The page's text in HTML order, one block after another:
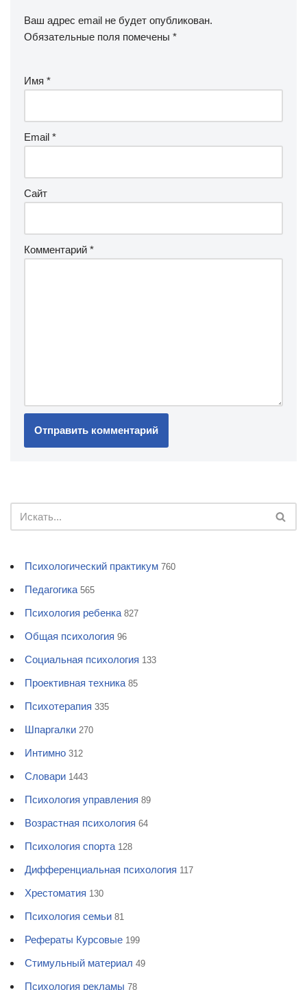
Ваш адрес email не будет опубликован.
Обязательные поля помечены *
Имя *
Email *
Сайт
Комментарий *
Психологический практикум 760
Педагогика 565
Психология ребенка 827
Общая психология 96
Социальная психология 133
Проективная техника 85
Психотерапия 335
Шпаргалки 270
Интимно 312
Словари 1443
Психология управления 89
Возрастная психология 64
Психология спорта 128
Дифференциальная психология 117
Хрестоматия 130
Психология семьи 81
Рефераты Курсовые 199
Стимульный материал 49
Психология рекламы 78